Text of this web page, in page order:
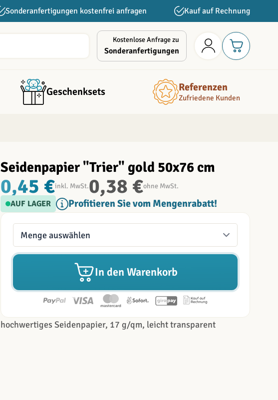
Sonderanfertigungen kostenfrei anfragen Kauf auf Rechnung
Kostenlose Anfrage zu
Sonderanfertigungen
Geschenksets Referenzen
Zufriedene Kunden
Seidenpapier "Trier" gold 50x76 cm
0,45 €inkl. MwSt.0,38 €ohne MwSt.
AUF LAGER Profitieren Sie vom Mengenrabatt!
Menge
In den Warenkorb
hochwertiges Seidenpapier, 17 g/qm, leicht transparent